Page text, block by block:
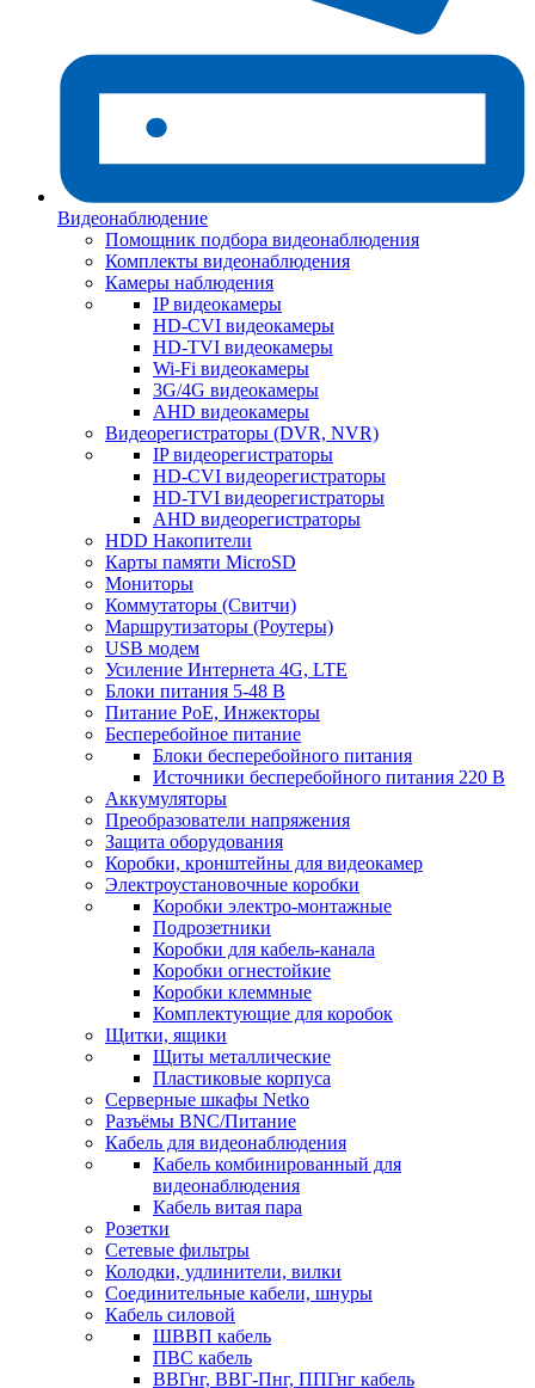
Видеонаблюдение
Помощник подбора видеонаблюдения
Комплекты видеонаблюдения
Камеры наблюдения
IP видеокамеры
HD-CVI видеокамеры
HD-TVI видеокамеры
Wi-Fi видеокамеры
3G/4G видеокамеры
AHD видеокамеры
Видеорегистраторы (DVR, NVR)
IP видеорегистраторы
HD-CVI видеорегистраторы
HD-TVI видеорегистраторы
AHD видеорегистраторы
HDD Накопители
Карты памяти MicroSD
Мониторы
Коммутаторы (Свитчи)
Маршрутизаторы (Роутеры)
USB модем
Усиление Интернета 4G, LTE
Блоки питания 5-48 В
Питание PoE, Инжекторы
Бесперебойное питание
Блоки бесперебойного питания
Источники бесперебойного питания 220 В
Аккумуляторы
Преобразователи напряжения
Защита оборудования
Коробки, кронштейны для видеокамер
Электроустановочные коробки
Коробки электро-монтажные
Подрозетники
Коробки для кабель-канала
Коробки огнестойкие
Коробки клеммные
Комплектующие для коробок
Щитки, ящики
Щиты металлические
Пластиковые корпуса
Серверные шкафы Netko
Разъёмы BNC/Питание
Кабель для видеонаблюдения
Кабель комбинированный для
видеонаблюдения
Кабель витая пара
Розетки
Сетевые фильтры
Колодки, удлинители, вилки
Соединительные кабели, шнуры
Кабель силовой
ШВВП кабель
ПВС кабель
ВВГнг, ВВГ-Пнг, ППГнг кабель